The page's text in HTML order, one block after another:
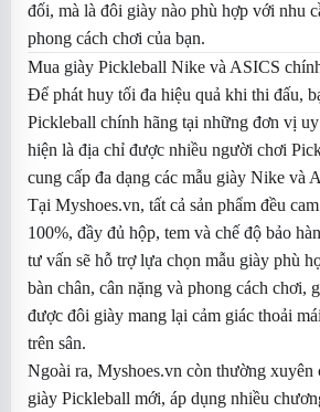
đối, mà là đôi giày nào phù hợp với nhu
phong cách chơi của bạn.
Mua giày Pickleball Nike và ASICS
Để phát huy tối đa hiệu quả khi thi đấu,
Pickleball chính hãng tại những đơn vị
hiện là địa chỉ được nhiều người chơi
cung cấp đa dạng các mẫu giày Nike và
Tại Myshoes.vn, tất cả sản phẩm đều
100%, đầy đủ hộp, tem và chế độ bảo
tư vấn sẽ hỗ trợ lựa chọn mẫu giày phù
bàn chân, cân nặng và phong cách chơi,
được đôi giày mang lại cảm giác thoải
trên sân.
Ngoài ra, Myshoes.vn còn thường xuyên
giày Pickleball mới, áp dụng nhiều